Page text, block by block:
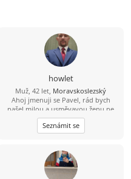
howlet
Muž, 42 let, Moravskoslezský
Ahoj jmenuji se Pavel, rád bych
našel milou a usměvavou ženu ne
jen na pokec ale pokud možno i na
vážný vztah mezi 26 a 49 lety, pokud
budeš chtít ozvi se, budu moc rád
Seznámit se